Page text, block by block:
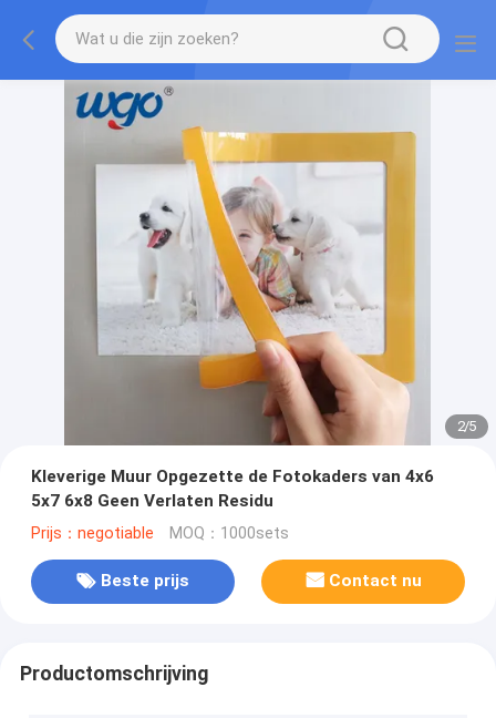
2/5
Kleverige Muur Opgezette de Fotokaders van 4x6
5x7 6x8 Geen Verlaten Residu
Prijs：negotiable MOQ：1000sets
Beste prijs Contact nu
Productomschrijving